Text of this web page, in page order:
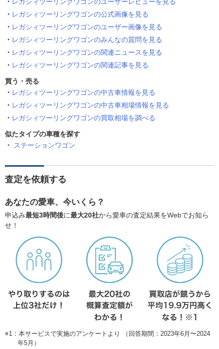
レガシィツーリングワゴンの公式画像を見る
レガシィツーリングワゴンのユーザー画像を見る
レガシィツーリングワゴンのみんなの質問を見る
レガシィツーリングワゴンの関連ニュースを見る
レガシィツーリングワゴンの関連記事を見る
買う・売る
レガシィツーリングワゴンの中古車情報を見る
レガシィツーリングワゴンの中古車相場情報を見る
レガシィツーリングワゴンの買取相場を調べる
似たタイプの車種を探す
ステーションワゴン
査定を依頼する
あなたの愛車、今いくら？
申込み最短3時間後に最大20社から愛車の査定結果をWebでお知ら
せ！
※1：本サービスで実施のアンケートより （回答期間：2023年6月〜2024
年5月）